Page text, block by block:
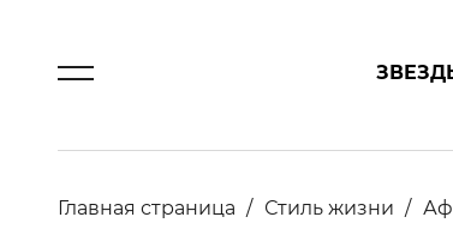
Главная страница Стиль жизни